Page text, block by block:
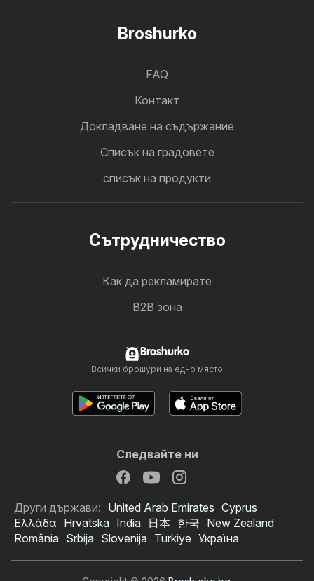
Broshurko
FAQ
Контакт
Докладване на съдържание
Cписък на градовете
списък на продукти
Cътрудничество
Как да рекламирате
B2B зона
Broshurko
Всички брошури на едно място
Следвайте ни
Други държави: United Arab Emirates Cyprus
Ελλάδα Hrvatska India 日本 한국 New Zealand
România Srbija Slovenija Türkiye Україна